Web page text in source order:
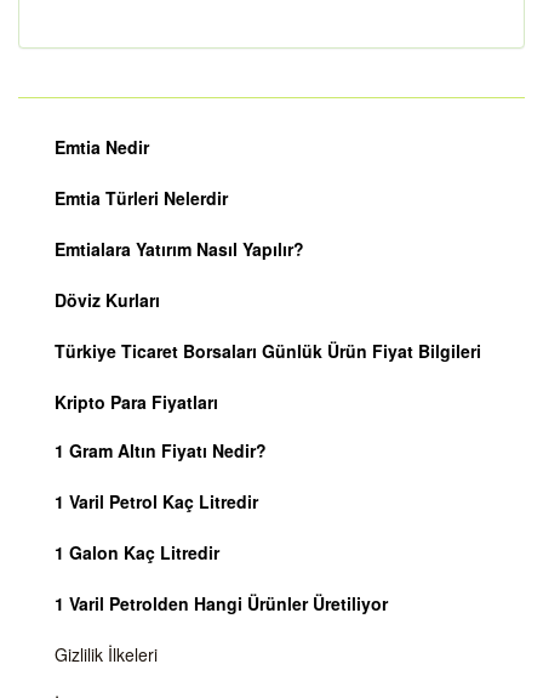
Emtia Nedir
Emtia Türleri Nelerdir
Emtialara Yatırım Nasıl Yapılır?
Döviz Kurları
Türkiye Ticaret Borsaları Günlük Ürün Fiyat Bilgileri
Kripto Para Fiyatları
1 Gram Altın Fiyatı Nedir?
1 Varil Petrol Kaç Litredir
1 Galon Kaç Litredir
1 Varil Petrolden Hangi Ürünler Üretiliyor
Gizlilik İlkeleri